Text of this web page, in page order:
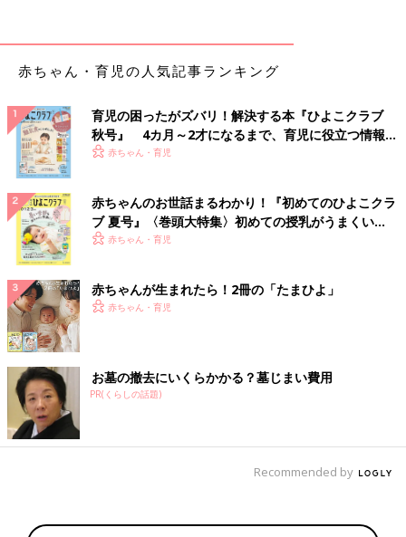
赤ちゃん・育児の人気記事ランキング
育児の困ったがズバリ！解決する本『ひよこクラブ
秋号』 4カ月～2才になるまで、育児に役立つ情報が
いっぱい！
赤ちゃん・育児
赤ちゃんのお世話まるわかり！『初めてのひよこクラ
ブ 夏号』〈巻頭大特集〉初めての授乳がうまくい
く！ おっぱい・ミルクの基本と夏のトラブル 解決テ
赤ちゃん・育児
赤ちゃんが生まれたら！2冊の「たまひよ」
赤ちゃん・育児
お墓の撤去にいくらかかる？墓じまい費用
PR(くらしの話題)
Recommended by